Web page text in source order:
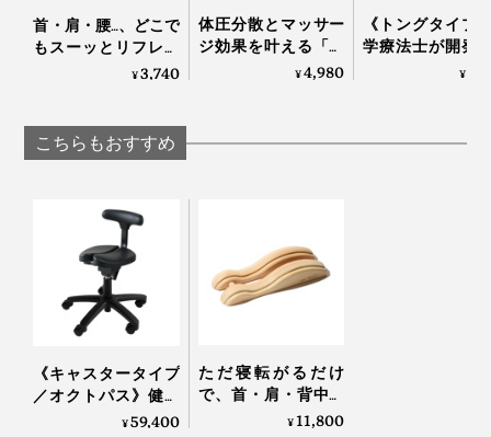
首・肩・腰…、どこで
もスーッとリフレッ
シュする「バイタラ
¥3,740
体圧分散とマッサー
ジ効果を叶える「バ
スタブクッション」
¥4,980
《トングタイプ
学療法士が開発
界600万人の足
¥
こちらもおすすめ
《キャスタータイプ
／オクトパス》健康
医療アワード受賞
¥59,400
ただ寝転がるだけ
で、首・肩・背中・
腰のガチガチ筋肉が
¥11,800